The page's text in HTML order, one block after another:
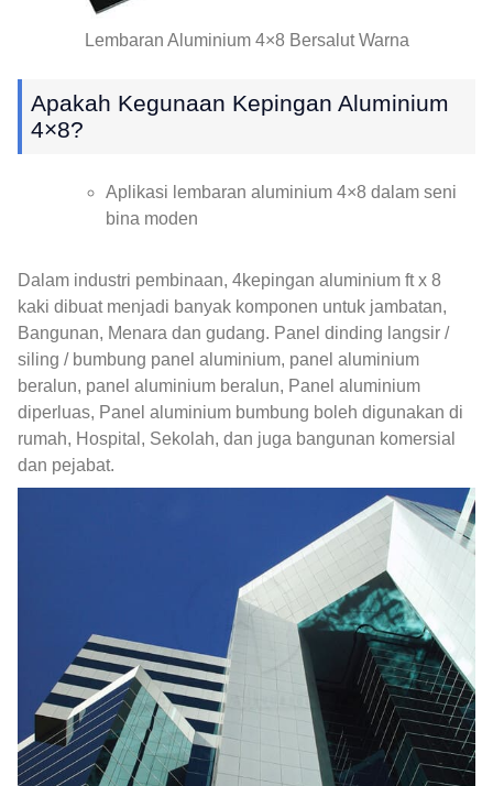
Lembaran Aluminium 4×8 Bersalut Warna
Apakah Kegunaan Kepingan Aluminium
4×8?
Aplikasi lembaran aluminium 4×8 dalam seni
bina moden
Dalam industri pembinaan, 4kepingan aluminium ft x 8
kaki dibuat menjadi banyak komponen untuk jambatan,
Bangunan, Menara dan gudang. Panel dinding langsir /
siling / bumbung panel aluminium, panel aluminium
beralun, panel aluminium beralun, Panel aluminium
diperluas, Panel aluminium bumbung boleh digunakan di
rumah, Hospital, Sekolah, dan juga bangunan komersial
dan pejabat.